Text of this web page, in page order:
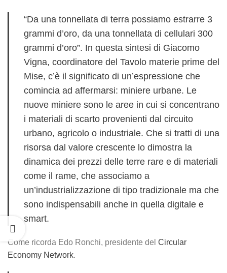
“Da una tonnellata di terra possiamo estrarre 3
grammi d’oro, da una tonnellata di cellulari 300
grammi d’oro”. In questa sintesi di Giacomo
Vigna, coordinatore del Tavolo materie prime del
Mise, c’è il significato di un’espressione che
comincia ad affermarsi: miniere urbane. Le
nuove miniere sono le aree in cui si concentrano
i materiali di scarto provenienti dal circuito
urbano, agricolo o industriale. Che si tratti di una
risorsa dal valore crescente lo dimostra la
dinamica dei prezzi delle terre rare e di materiali
come il rame, che associamo a
un’industrializzazione di tipo tradizionale ma che
sono indispensabili anche in quella digitale e
smart.
Come ricorda Edo Ronchi, presidente del Circular
Economy Network.